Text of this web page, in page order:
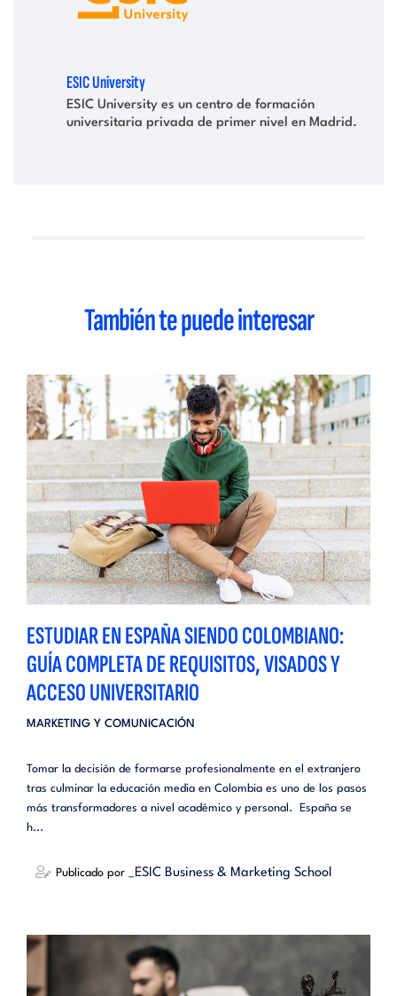
ESIC University
ESIC University es un centro de formación
universitaria privada de primer nivel en Madrid.
También te puede interesar
ESTUDIAR EN ESPAÑA SIENDO COLOMBIANO:
GUÍA COMPLETA DE REQUISITOS, VISADOS Y
ACCESO UNIVERSITARIO
MARKETING Y COMUNICACIÓN
Tomar la decisión de formarse profesionalmente en el extranjero
tras culminar la educación media en Colombia es uno de los pasos
más transformadores a nivel académico y personal. España se
h...
Publicado por _ESIC Business & Marketing School